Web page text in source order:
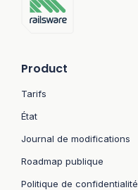
Product
Tarifs
État
Journal de modifications
Roadmap publique
Politique de confidentialité